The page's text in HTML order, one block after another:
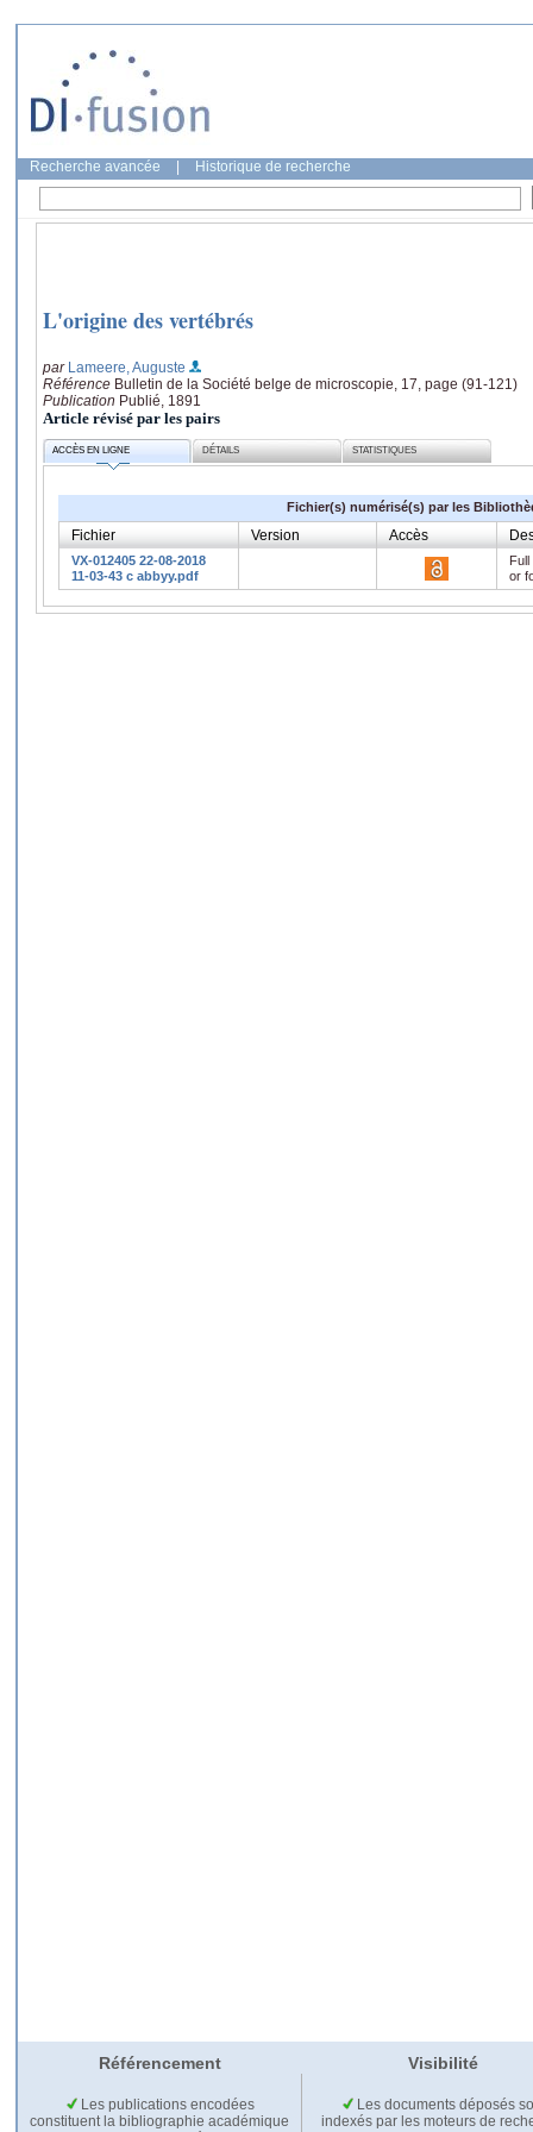
Recherche avancée Historique de recherche
L'origine des vertébrés
par Lameere, Auguste
Référence Bulletin de la Société belge de microscopie, 17, page (91-121)
Publication Publié, 1891
Article révisé par les pairs
ACCÈS EN LIGNE DÉTAILS STATISTIQUES
Fichier(s) numérisé(s) par les
Fichier Version Accès
VX-012405 22-08-2018
11-03-43 c abbyy.pdf
or
Référencement Visibilité
Les publications encodées
constituent la bibliographie académique
Les documents déposés
indexés par les moteurs de